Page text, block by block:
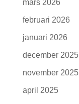
mars 2026
februari 2026
januari 2026
december 2025
november 2025
april 2025